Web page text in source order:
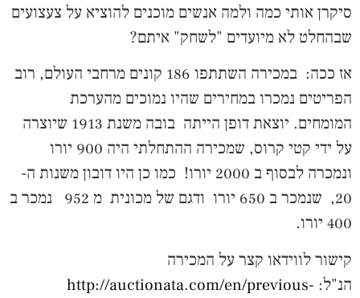
סיקרן אותי כמה ולמה אנשים מוכנים להוציא על צעצועים
שבהחלט לא מיועדים "לשחק" איתם?
אז ככה: במכירה השתתפו 186 קונים מרחבי העולם, רוב
הפריטים נמכרו במחירים שהיו נמוכים מהערכת
המומחים. יוצאת דופן הייתה בובה משנת 1913 שיוצרה
על ידי קטי קרוס, שמכירה ההתחלתי היה 900 יורו
ונמכרה לבסוף ב 2000 יורו! כמו כן היו דובון משנות ה-
20, שנמכר ב 650 יורו ודגם של מכונית מ 952 נמכר ב
400 יורו.
קישור לווידאו קצר על המכירה
הנ"ל: http://auctionata.com/en/previous-